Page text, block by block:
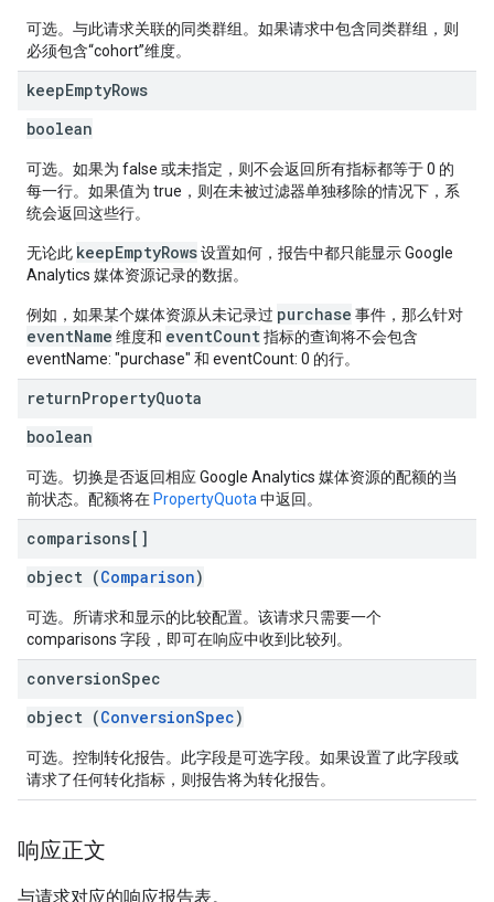
可选。与此请求关联的同类群组。如果请求中包含同类群组，则
必须包含“cohort”维度。
keepEmptyRows
boolean
可选。如果为 false 或未指定，则不会返回所有指标都等于 0 的
每一行。如果值为 true，则在未被过滤器单独移除的情况下，系
统会返回这些行。
无论此 keepEmptyRows设置如何，报告中都只能显示 Google
Analytics 媒体资源记录的数据。
例如，如果某个媒体资源从未记录过 purchase 事件，那么针对
eventName 维度和 eventCount指标的查询将不会包含
eventName: "purchase" 和 eventCount: 0 的行。
returnPropertyQuota
boolean
可选。切换是否返回相应 Google Analytics 媒体资源的配额的当
前状态。配额将在 PropertyQuota 中返回。
comparisons[]
object (Comparison)
可选。所请求和显示的比较配置。该请求只需要一个
comparisons 字段，即可在响应中收到比较列。
conversionSpec
object (ConversionSpec)
可选。控制转化报告。此字段是可选字段。如果设置了此字段或
请求了任何转化指标，则报告将为转化报告。
响应正文
与请求对应的响应报告表。